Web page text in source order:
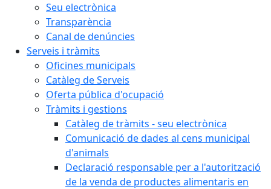
Seu electrònica
Transparència
Canal de denúncies
Serveis i tràmits
Oficines municipals
Catàleg de Serveis
Oferta pública d'ocupació
Tràmits i gestions
Catàleg de tràmits - seu electrònica
Comunicació de dades al cens municipal
d'animals
Declaració responsable per a l'autorització
de la venda de productes alimentaris en